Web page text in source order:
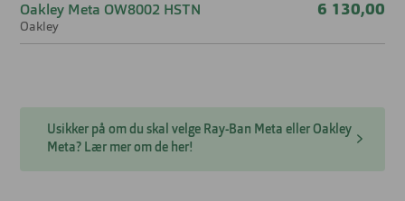
Oakley Meta OW8002 HSTN
Oakley
6 130,00
Usikker på om du skal velge Ray-Ban Meta eller Oakley
Meta? Lær mer om de her!